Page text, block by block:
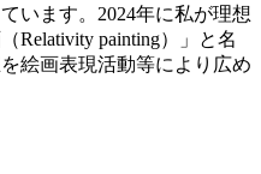
います。2024年に私が理想
Relativity painting）」と名
絵画表現活動等により広め